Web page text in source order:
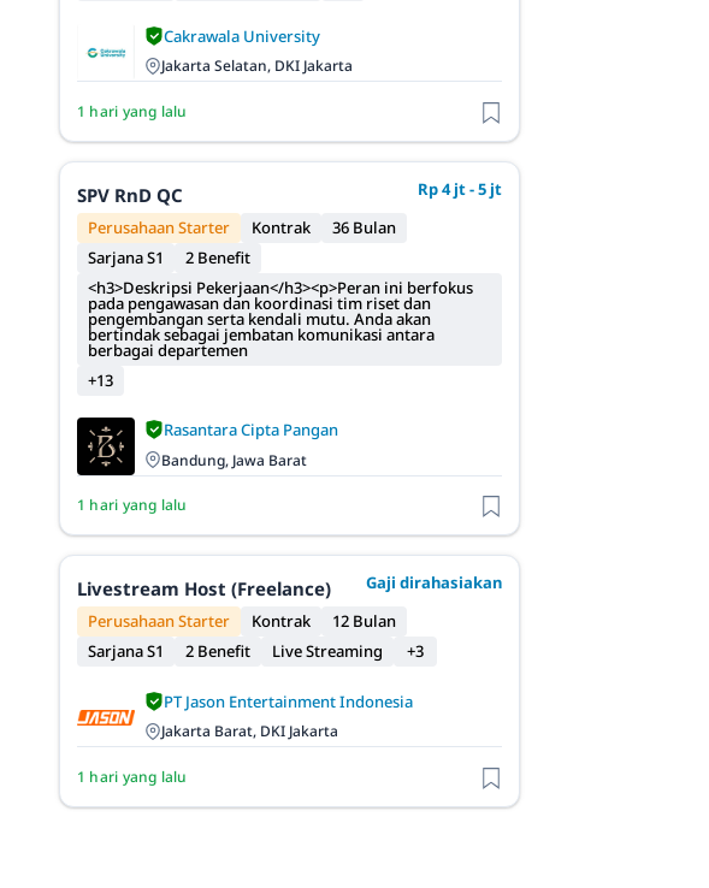
Cakrawala University
Jakarta Selatan, DKI Jakarta
1 hari yang lalu
SPV RnD QC
Rp 4 jt - 5 jt
Perusahaan Starter
Kontrak
36 Bulan
Sarjana S1
2 Benefit
<h3>Deskripsi Pekerjaan</h3><p>Peran ini berfokus
pada pengawasan dan koordinasi tim riset dan
pengembangan serta kendali mutu. Anda akan
bertindak sebagai jembatan komunikasi antara
berbagai departemen
+13
Rasantara Cipta Pangan
Bandung, Jawa Barat
1 hari yang lalu
Livestream Host (Freelance)
Gaji dirahasiakan
Perusahaan Starter
Kontrak
12 Bulan
Sarjana S1
2 Benefit Live Streaming +3
PT Jason Entertainment Indonesia
Jakarta Barat, DKI Jakarta
1 hari yang lalu